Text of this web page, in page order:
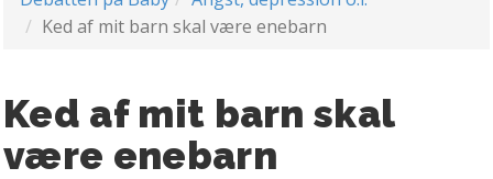
Ked af mit barn skal være enebarn
Ked af mit barn skal
være enebarn